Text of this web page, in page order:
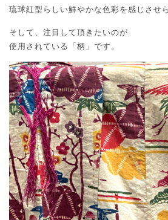
琉球紅型らしい鮮やかな色彩を感じさせ
そして、注目して頂きたいのが
使用されている「柄」です。